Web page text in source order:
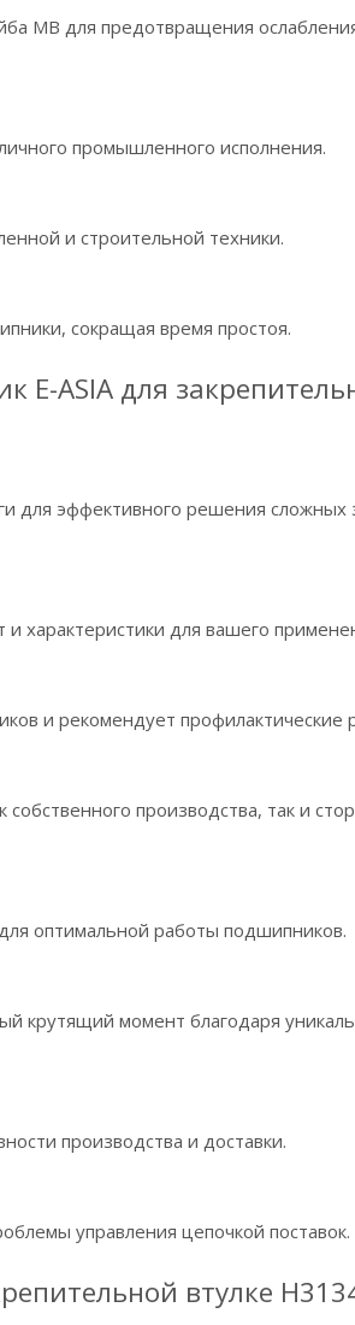
MB для предотвращения
промышленного исполнения.
и строительной техники.
сокращая время простоя.
ASIA для
для эффективного решения сложных
характеристики для вашего
и рекомендует профилактические
производства, так и
оптимальной работы подшипников.
крутящий момент благодаря
производства и доставки.
управления цепочкой поставок.
втулке